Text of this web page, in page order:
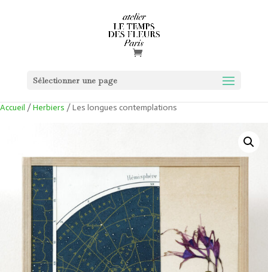
Sélectionner une page
Accueil /Herbiers / Les longues contemplations